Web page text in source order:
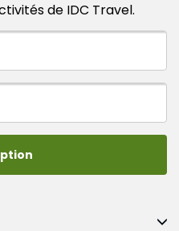
de IDC Travel.